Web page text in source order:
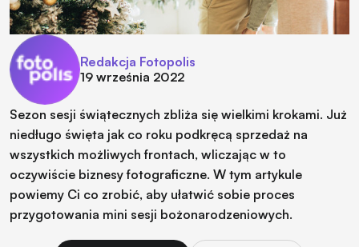
Redakcja Fotopolis
19 września 2022
Sezon sesji świątecznych zbliża się wielkimi krokami. Już
niedługo święta jak co roku podkręcą sprzedaż na
wszystkich możliwych frontach, wliczając w to
oczywiście biznesy fotograficzne. W tym artykule
powiemy Ci co zrobić, aby ułatwić sobie proces
przygotowania mini sesji bożonarodzeniowych.